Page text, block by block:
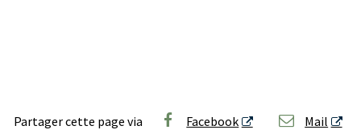
Partager cette page via Facebook Mail